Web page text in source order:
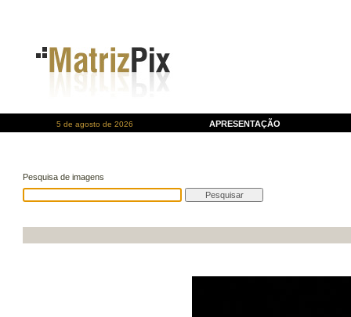
5 de agosto de 2026 APRESENTAÇÃO
Pesquisa de imagens